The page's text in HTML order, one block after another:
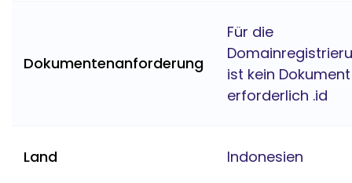
Dokumentenanforderung
Für die
ist kein Dokument
erforderlich .id
Land Indonesien